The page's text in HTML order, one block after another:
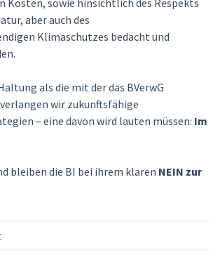
Kosten, sowie hinsichtlich des Respekts
aber auch des
Klimaschutzes bedacht und
als die mit der das BVerwG
wir zukunftsfähige
– eine davon wird lauten müssen: Im
bleiben die BI bei ihrem klaren NEIN zur